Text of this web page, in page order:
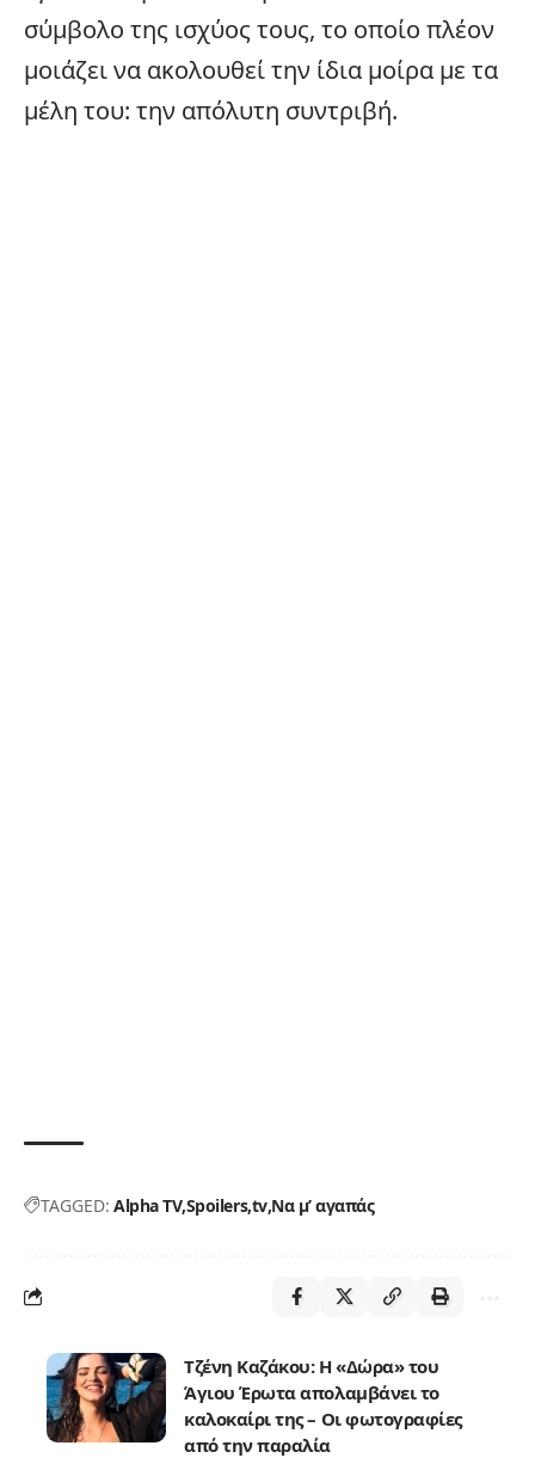
σύμβολο της ισχύος τους, το οποίο πλέον
μοιάζει να ακολουθεί την ίδια μοίρα με τα
μέλη του: την απόλυτη συντριβή.
TAGGED: Alpha TVSpoilers tv Να μ’ αγαπάς
Τζένη Καζάκου: Η «Δώρα» του
Άγιου Έρωτα απολαμβάνει το
καλοκαίρι της – Οι φωτογραφίες
από την παραλία